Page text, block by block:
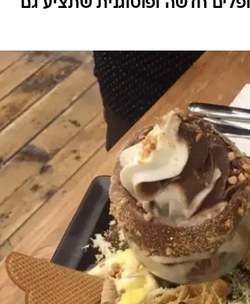
חדשה ופוטוגנית שתציע גם